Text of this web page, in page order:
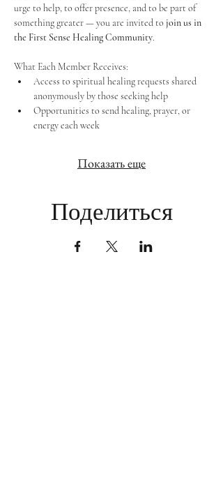
urge to help, to offer presence, and to be part of
something greater — you are invited to join us in
the First Sense Healing Community.
What Each Member Receives:
Access to spiritual healing requests shared
anonymously by those seeking help
Opportunities to send healing, prayer, or
energy each week
Показать еще
Поделиться